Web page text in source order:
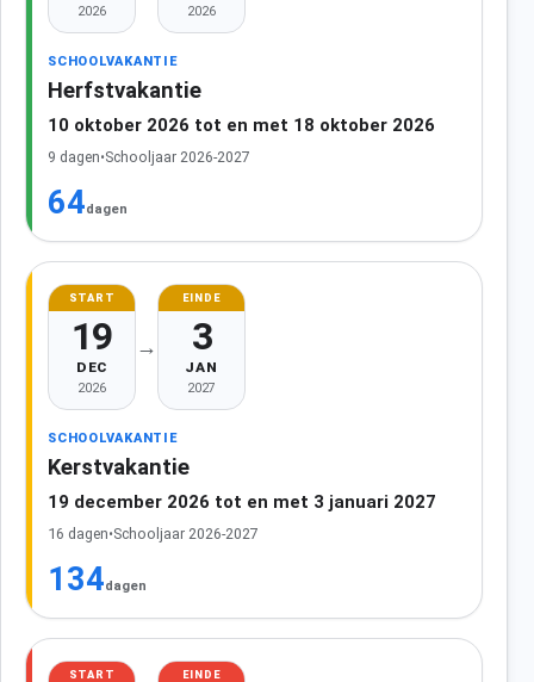
2026 2026
SCHOOLVAKANTIE
Herfstvakantie
10 oktober 2026 tot en met 18 oktober 2026
9 dagen•Schooljaar 2026-2027
64dagen
START
19
DEC
2026
→
EINDE
3
JAN
2027
SCHOOLVAKANTIE
Kerstvakantie
19 december 2026 tot en met 3 januari 2027
16 dagen•Schooljaar 2026-2027
134dagen
START EINDE